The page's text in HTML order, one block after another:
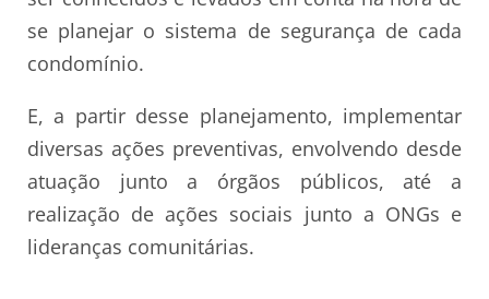
se planejar o sistema de segurança de cada
condomínio.
E, a partir desse planejamento, implementar
diversas ações preventivas, envolvendo desde
atuação junto a órgãos públicos, até a
realização de ações sociais junto a ONGs e
lideranças comunitárias.